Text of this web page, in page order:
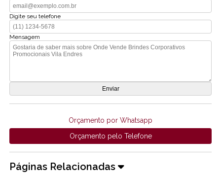
Digite seu telefone
Mensagem
Orçamento por Whatsapp
Orçamento pelo Telefone
Páginas Relacionadas